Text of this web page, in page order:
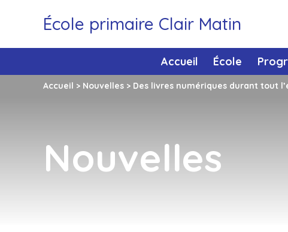
École primaire Clair Matin
Accueil École
Accueil > Nouvelles > Des livres numériques durant tout
Nouvelles